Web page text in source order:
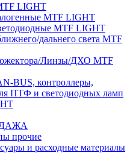
LIGHT
MTF LIGHT
MTF LIGHT
дальнего света MTF
Линзы/ДХО MTF
BUS, контроллеры,
ПТФ и светодиодных ламп
прочие
и расходные материалы